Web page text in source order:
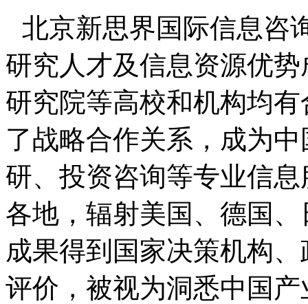
北京新思界国际信息咨
研究人才及信息资源优
研究院等高校和机构均
了战略合作关系，成为
研、投资咨询等专业信
各地，辐射美国、德国
成果得到国家决策机构
评价，被视为洞悉中国